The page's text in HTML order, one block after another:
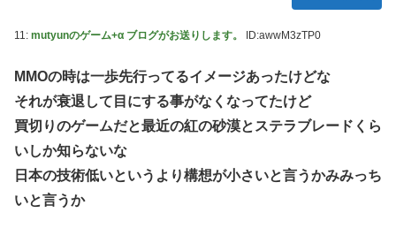
11: mutyunのゲーム+α ブログがお送りします。 ID:awwM3zTP0
MMOの時は一歩先行ってるイメージあったけどな
それが衰退して目にする事がなくなってたけど
買切りのゲームだと最近の紅の砂漠とステラブレードくら
いしか知らないな
日本の技術低いというより構想が小さいと言うかみみっち
いと言うか